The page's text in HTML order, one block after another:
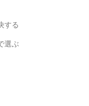
する
選ぶ